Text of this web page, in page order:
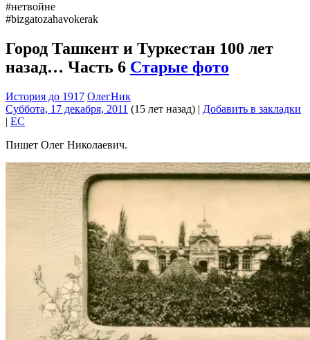
#нетвойне
#bizgatozahavokerak
Город Ташкент и Туркестан 100 лет
назад… Часть 6 Старые фото
История до 1917 ОлегНик
Суббота, 17 декабря, 2011 (15 лет назад) | Добавить в закладки
| EC
Пишет Олег Николаевич.